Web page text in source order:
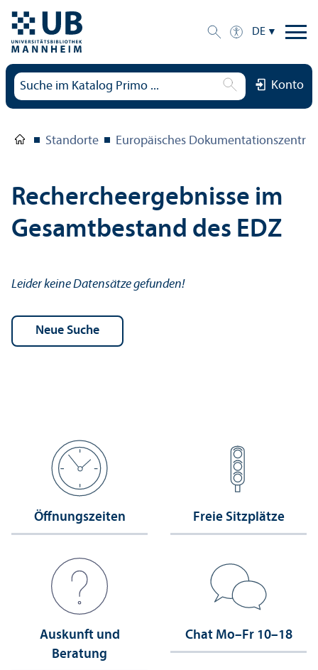
DE
Konto
Standorte Europäisches
Rechercheergebnisse im
Gesamtbestand des EDZ
Leider keine Datensätze gefunden!
Öffnungs­zeiten Freie Sitzplätze
Auskunft und
Beratung
Chat Mo–Fr 10–18